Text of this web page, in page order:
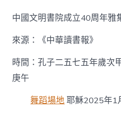
文
明
立
九
宮
中國文明書院成立40周年雅
來源：《中華讀書報》
時間：孔子二五七五年歲次
庚午
舞蹈場地耶穌2025年1